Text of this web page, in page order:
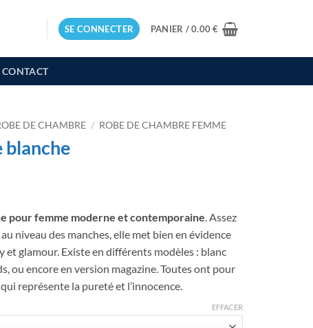
SE CONNECTER PANIER /0.00€
CONTACT
DE CHAMBRE / ROBE DE CHAMBRE FEMME
blanche
pour femme moderne et contemporaine . Assez
niveau des manches, elle met bien en évidence
et glamour. Existe en différents modèles : blanc
ou encore en version magazine. Toutes ont pour
représente la pureté et l’innocence.
EFFACER